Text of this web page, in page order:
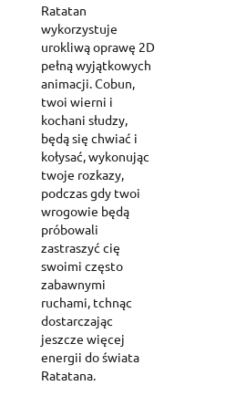
Ratatan
wykorzystuje
urokliwą oprawę 2D
pełną wyjątkowych
animacji. Cobun,
twoi wierni i
kochani słudzy,
będą się chwiać i
kołysać, wykonując
twoje rozkazy,
podczas gdy twoi
wrogowie będą
próbowali
zastraszyć cię
swoimi często
zabawnymi
ruchami, tchnąc
dostarczając
jeszcze więcej
energii do świata
Ratatana.